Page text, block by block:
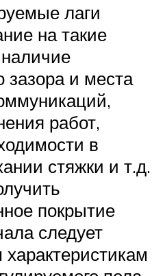
лаги
на такие
зазора и места
работ,
в
стяжки и т.д.
покрытие
следует
характеристикам